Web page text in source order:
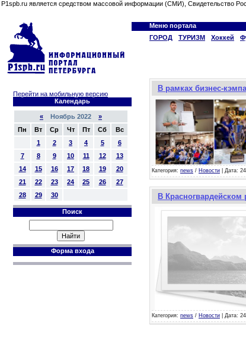
P1spb.ru является средством массовой информации (СМИ), Свидетельство
Меню портала
ГОРОД
ТУРИЗМ Хоккей
Перейти на мобильную версию
Календарь
« Ноябрь 2022 »
Пн
Вт Ср Чт Пт Сб
Вс
1
2 3 4 5
6
7
8 9 10 11 12
13
14
15 16 17 18 19
20
21
22 23 24 25 26
27
28
29 30
Поиск
Форма входа
В рамках бизнес-
Категория: news / Новости | Дата:
В Красногвардейском
Категория: news / Новости | Дата: